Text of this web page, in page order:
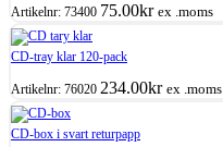
Artikelnr: 73400 75.00kr ex .moms
CD-tray klar 120-pack
Artikelnr: 76020 234.00kr ex .moms
CD-box i svart returpapp